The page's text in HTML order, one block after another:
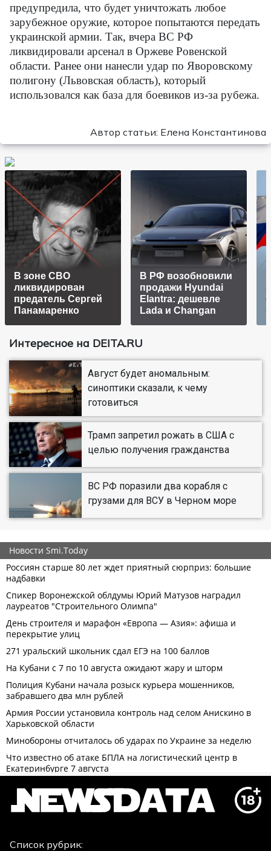
предупредила, что будет уничтожать любое
зарубежное оружие, которое попытаются передать
украинской армии. Так, вчера ВС РФ
ликвидировали арсенал в Оржеве Ровенской
области. Ранее они нанесли удар по Яворовскому
полигону (Львовская область), который
использовался как база для боевиков из-за рубежа.
Автор статьи: Елена Константинова
В зоне СВО
ликвидирован
предатель Сергей
Панамаренко
В РФ возобновили
продажи Hyundai
Elantra: дешевле
Lada и Changan
Интересное на DEITA.RU
Август будет аномальным:
синоптики сказали, к чему
готовиться
Трамп запретил рожать в США с
целью получения гражданства
ВС РФ поразили два корабля с
грузами для ВСУ в Черном море
Список рубрик: